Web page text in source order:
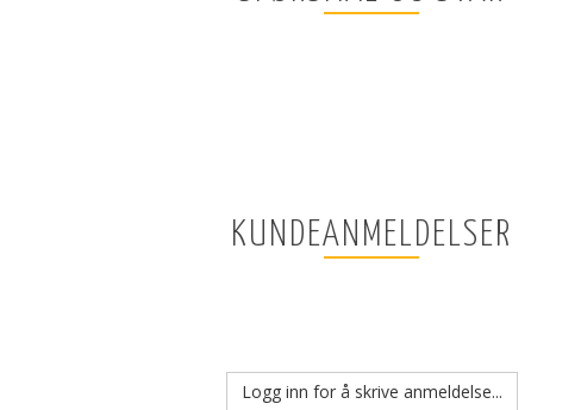
KUNDEANMELDELSER
Logg inn for å skrive anmeldelse...